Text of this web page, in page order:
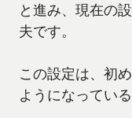
と進み、現在の
夫です。
この設定は、初
ようになっている